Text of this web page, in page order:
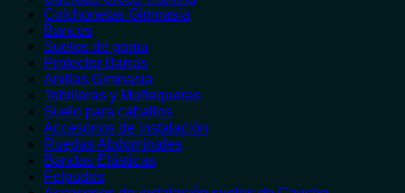
Colchonetas Gimnasia
Bancos
Suelos de goma
Protector Barras
Anillas Gimnasia
Tobilleras y Muñequeras
Suelo para caballos
Accesorios de instalación
Ruedas Abdominales
Bandas Elásticas
Felpudos